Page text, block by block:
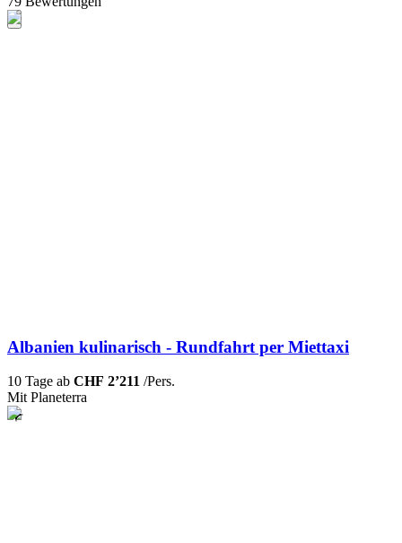
Albanien kulinarisch - Rundfahrt per Miettaxi
10 Tage ab CHF 2’211 /Pers.
Mit Planeterra